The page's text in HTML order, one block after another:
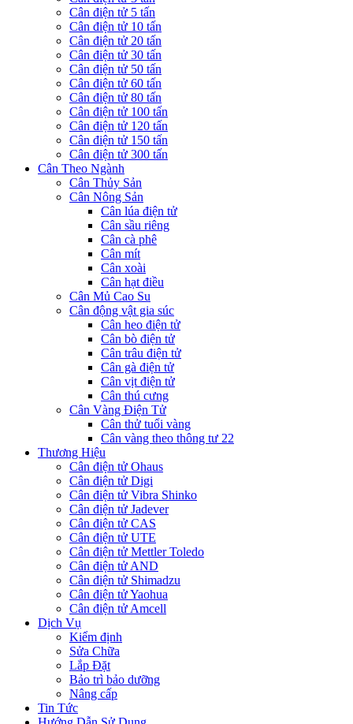
Cân điện tử 5 tấn
Cân điện tử 10 tấn
Cân điện tử 20 tấn
Cân điện tử 30 tấn
Cân điện tử 50 tấn
Cân điện tử 60 tấn
Cân điện tử 80 tấn
Cân điện tử 100 tấn
Cân điện tử 120 tấn
Cân điện tử 150 tấn
Cân điện tử 300 tấn
Cân Theo Ngành
Cân Thủy Sản
Cân Nông Sản
Cân lúa điện tử
Cân sầu riêng
Cân cà phê
Cân mít
Cân xoài
Cân hạt điều
Cân Mủ Cao Su
Cân động vật gia súc
Cân heo điện tử
Cân bò điện tử
Cân trâu điện tử
Cân gà điện tử
Cân vịt điện tử
Cân thú cưng
Cân Vàng Điện Tử
Cân thử tuổi vàng
Cân vàng theo thông tư 22
Thương Hiệu
Cân điện tử Ohaus
Cân điện tử Digi
Cân điện tử Vibra Shinko
Cân điện tử Jadever
Cân điện tử CAS
Cân điện tử UTE
Cân điện tử Mettler Toledo
Cân điện tử AND
Cân điện tử Shimadzu
Cân điện tử Yaohua
Cân điện tử Amcell
Dịch Vụ
Kiểm định
Sửa Chữa
Lắp Đặt
Bảo trì bảo dưỡng
Nâng cấp
Tin Tức